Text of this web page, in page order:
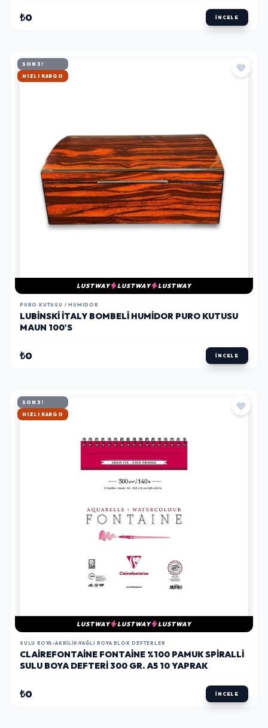
₺0 İNCELE
SON 3!
HIZLI KARGO
LUSTWAY LUSTWAY LUSTWAY
PURO KUTUSU / HUMIDOR
LUBINSKI İTALY BOMBELI HUMIDOR PURO KUTUSU
MAUN 100'S
₺0 İNCELE
SON 3!
HIZLI KARGO
LUSTWAY LUSTWAY LUSTWAY
SULU BOYA-AKRILIK-YAĞLI BOYA BLOK DEFTERLER
CLAIREFONTAINE FONTAINE %100 PAMUK SPIRALLI
SULU BOYA DEFTERI 300 GR. A5 10 YAPRAK
₺0 İNCELE